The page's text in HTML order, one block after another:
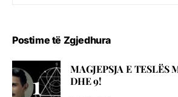
Postime të Zgjedhura
MAGJEPSJA E TESLËS
DHE 9!